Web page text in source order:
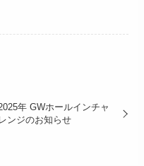
年 GWホールインチャ
レンジのお知らせ